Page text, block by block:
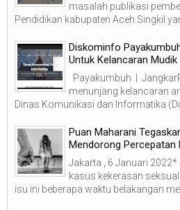
masalah publikasi
Pendidikan kabupaten Aceh Singkil
Diskominfo
Untuk Kelancaran Mudik
Payakumbuh |
menunjang kelancaran
Dinas Komunikasi dan Informatika
Puan Maharani
Mendorong Percepatan
Jakarta , 6 Januari
kasus kekerasan
isu ini beberapa waktu belakangan